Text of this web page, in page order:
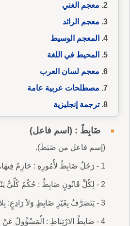
معجم الغني
معجم الرائد
المعجم الوسيط
المحيط في اللغة
معجم لسان العرب
مصطلحات عربية عامة
ترجمة إنجليزية
ضَابِطٌ : (اسم فاعل)
(إسم فاعل من ضَبَطَ).
1 - رَجُلٌ ضَابِطٌ لأُمُورِهِ : حَازِمٌ فِيهَا، مُتَحَكِّمٌ فِيهَا.
2 - لِكُلِّ قَانُونٍ ضَابِطٌ : حُكْمٌ كُلِّيٌّ يَنْطَبِقُ عَلَى جُزْئِيَّاتِهِ.
3 - يَتَصَرَّفُ بِغَيْرِ ضَابِطٍ وَلاَ رَادِعٍ: بِلا قَيْدٍ وَلاَ رَقَابَةٍ.
4 - ضَابِطُ الارْتِبَاطِ : الْمَسْؤُولُ عَنْ